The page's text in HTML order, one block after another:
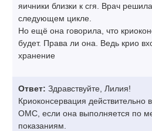
яичники близки к сгя. Врач
следующем цикле.
Но ещё она говорила, что
будет. Права ли она. Ведь крио
хранение
Ответ: Здравствуйте, Лилия!
Криоконсервация действительно
ОМС, если она выполняется по
показаниям.